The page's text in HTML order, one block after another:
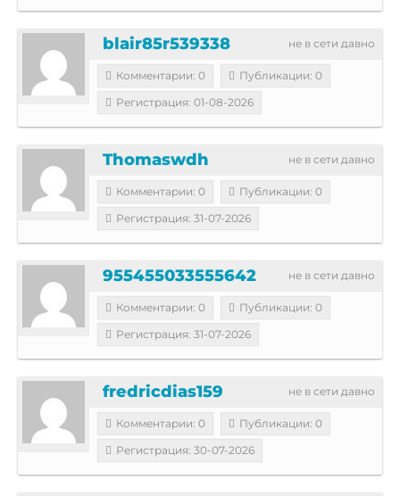
не в сети давно
blair85r539338
Комментарии: 0
Публикации: 0
Регистрация: 01-08-2026
не в сети давно
Thomaswdh
Комментарии: 0
Публикации: 0
Регистрация: 31-07-2026
не в сети давно
955455033555642
Комментарии: 0
Публикации: 0
Регистрация: 31-07-2026
не в сети давно
fredricdias159
Комментарии: 0
Публикации: 0
Регистрация: 30-07-2026